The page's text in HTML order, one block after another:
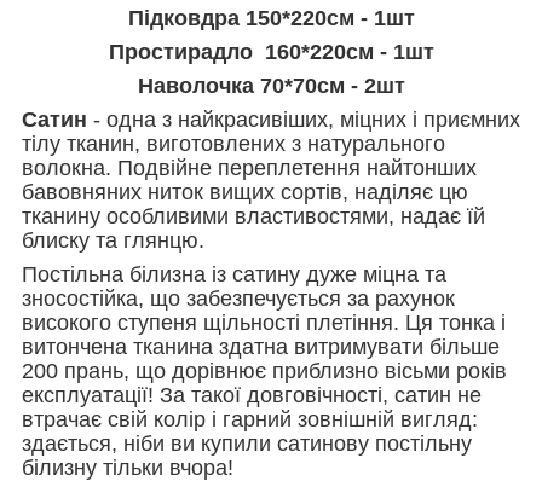
Підковдра 150*220см - 1шт
Простирадло 160*220см - 1шт
Наволочка 70*70см - 2шт
Сатин - одна з найкрасивіших, міцних і приємних
тілу тканин, виготовлених з натурального
волокна. Подвійне переплетення найтонших
бавовняних ниток вищих сортів, наділяє цю
тканину особливими властивостями, надає їй
блиску та глянцю.
Постільна білизна із сатину дуже міцна та
зносостійка, що забезпечується за рахунок
високого ступеня щільності плетіння. Ця тонка і
витончена тканина здатна витримувати більше
200 прань, що дорівнює приблизно вісьми років
експлуатації! За такої довговічності, сатин не
втрачає свій колір і гарний зовнішній вигляд:
здається, ніби ви купили сатинову постільну
білизну тільки вчора!